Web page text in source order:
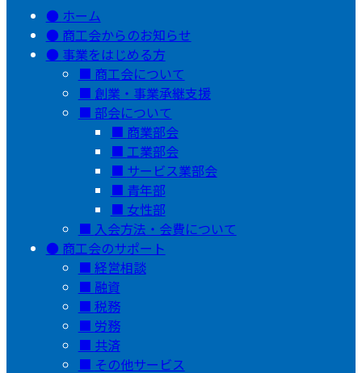
ホーム
商工会からのお知らせ
事業をはじめる方
商工会について
創業・事業承継支援
部会について
商業部会
工業部会
サービス業部会
青年部
女性部
入会方法・会費について
商工会のサポート
経営相談
融資
税務
労務
共済
その他サービス